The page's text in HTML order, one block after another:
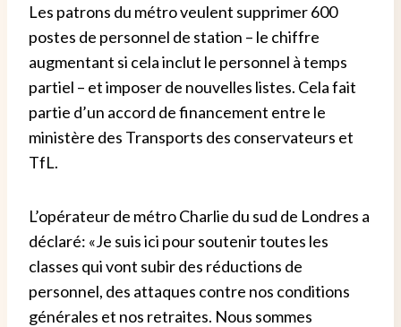
Les patrons du métro veulent supprimer 600
postes de personnel de station – le chiffre
augmentant si cela inclut le personnel à temps
partiel – et imposer de nouvelles listes. Cela fait
partie d’un accord de financement entre le
ministère des Transports des conservateurs et
TfL.
L’opérateur de métro Charlie du sud de Londres a
déclaré: «Je suis ici pour soutenir toutes les
classes qui vont subir des réductions de
personnel, des attaques contre nos conditions
générales et nos retraites. Nous sommes